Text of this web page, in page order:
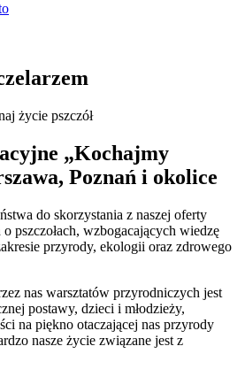
„Kochajmy
Poznań i okolice
do skorzystania z naszej oferty
pszczołach, wzbogacających wiedzę
przyrody, ekologii oraz zdrowego
nas warsztatów przyrodniczych jest
postawy, dzieci i młodzieży,
na piękno otaczającej nas przyrody
nasze życie związane jest z